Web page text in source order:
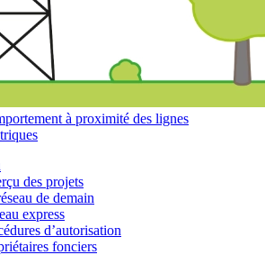
à proximité des lignes
des projets
de demain
express
d’autorisation
fonciers